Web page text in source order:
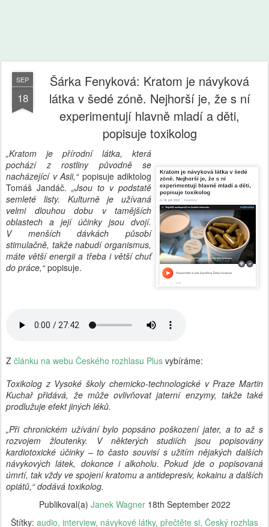
SEP
18
Šárka Fenyková: Kratom je návyková
látka v šedé zóně. Nejhorší je, že s ní
experimentují hlavně mladí a děti,
popisuje toxikolog
„Kratom je přírodní látka, která
pochází z rostliny původně se
nacházející v Asii,“popisuje adiktolog
Tomáš Jandáč. „Jsou to v podstatě
semleté listy. Kulturně je užívaná
velmi dlouhou dobu v tamějších
oblastech a její účinky jsou dvojí.
V menších dávkách působí
stimulačně, takže nabudí organismus,
máte větší energii a třeba i větší chuť
do práce,“popisuje.
Z článku na webu Českého rozhlasu Plus vybíráme:
Toxikolog z Vysoké školy chemicko-technologické v Praze Martin
Kuchař přidává, že může ovlivňovat jaterní enzymy, takže také
prodlužuje efekt jiných léků.
„Při chronickém užívání bylo popsáno poškození jater, a to až s
rozvojem žloutenky. V některých studiích jsou popisovány
kardiotoxické účinky – to často souvisí s užitím nějakých dalších
návykových látek, dokonce i alkoholu. Pokud jde o popisovaná
úmrtí, tak vždy ve spojení kratomu a antidepresiv, kokainu a dalších
opiátů,“ dodává toxikolog.
Publikoval(a) Janek Wagner 18th September 2022
Štítky: audio interview návykové látky přečtěte si Český rozhlas